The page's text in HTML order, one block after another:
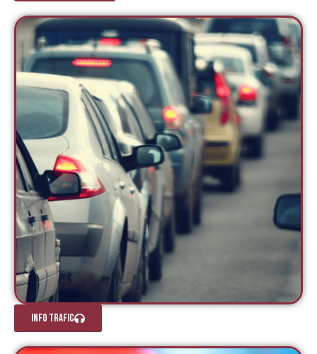
INFO TRAFIC